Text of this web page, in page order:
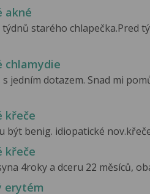
akné
starého chlapečka.Pred
chlamydie
jedním dotazem. Snad mi
křeče
být benig. idiopatické
křeče
4roky a dceru 22 měsíců,
erytém